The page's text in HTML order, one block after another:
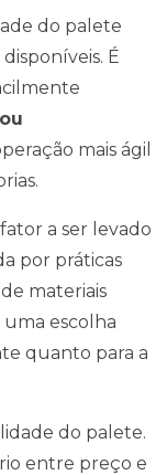
do palete
É
mais ágil
a ser levado
por práticas
materiais
escolha
quanto para a
do palete.
entre preço e